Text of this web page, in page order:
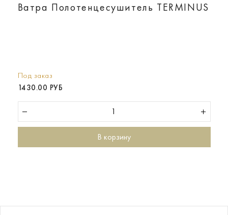
Ватра Полотенцесушитель TERMINUS
Под заказ
1430.00 РУБ
В корзину